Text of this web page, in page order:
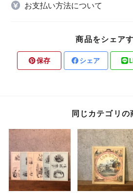
お支払い方法について
商品をシェア
保存 シェア
同じカテゴリの